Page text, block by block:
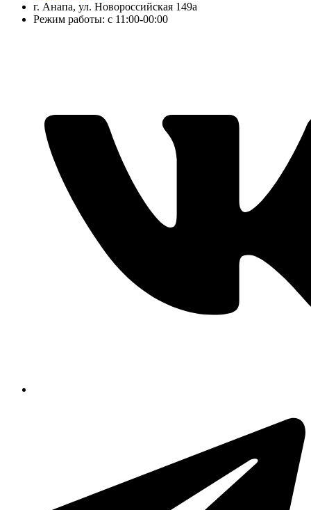
г. Анапа, ул. Новороссийская 149а
Режим работы: с 11:00-00:00